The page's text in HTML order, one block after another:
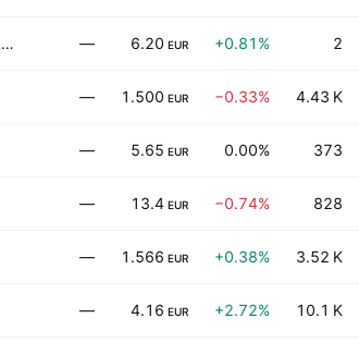
Siguldas Ciltslietu Un Maksligas Apseklosanas Stacija A/S — 6.20 EUR +0.81% 2
— 1.500 EUR −0.33% 4.43 K
— 5.65 EUR 0.00% 373
— 13.4 EUR −0.74% 828
— 1.566 EUR +0.38% 3.52 K
— 4.16 EUR +2.72% 10.1 K